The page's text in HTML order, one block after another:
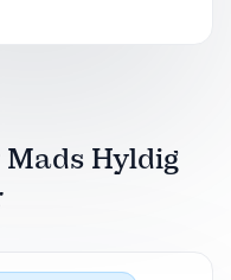
afvikles af
Hyldig